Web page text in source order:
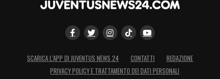
SCARICA L’APP DI JUVENTUS NEWS 24 CONTATTI
REDAZIONE
PRIVACY POLICY E TRATTAMENTO DEI DATI PERSONALI